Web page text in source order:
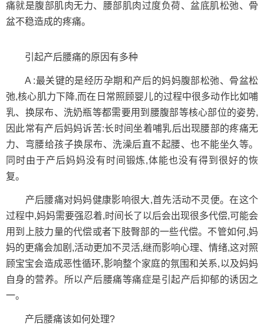
痛就是腹部肌肉无力、腰部肌肉过度负荷、盆底肌松弛、骨
盆不稳造成的疼痛。
引起产后腰痛的原因有多种
A :最关键的是经历孕期和产后的妈妈腹部松弛、骨盆松
弛,核心肌力下降,而在日常照顾婴儿的过程中很多动作比如哺
乳、换尿布、洗奶瓶等都需要用到腰腹部等核心部位的姿势,
因此常有产后妈妈诉苦:长时间坐着哺乳后出现腰部的疼痛无
力、弯腰给孩子换尿布、洗澡后直不起腰、也不能坐久等。
同时由于产后妈妈没有时间锻炼,体能也没有得到很好的恢
复。
产后腰痛对妈妈健康影响很大,首先活动不灵便。在这个
过程中,妈妈需要强忍着,时间长了以后会出现很多代偿,可能会
用到上肢力量的代偿或者下肢臀部的一些代偿。不管如何,妈
妈的更痛会加剧,活动更加不灵活,继而影响心理、情绪,这对照
顾宝宝会造成恶性循环,影响整个家庭的氛围和关系,以及妈妈
自身的营养。所以产后腰痛等痛症是引起产后抑郁的诱因之
一。
产后腰痛该如何处理?